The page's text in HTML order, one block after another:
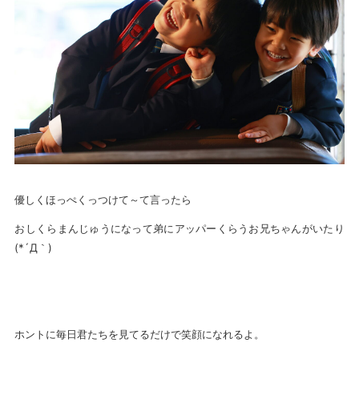
優しくほっぺくっつけて～て言ったら
おしくらまんじゅうになって弟にアッパーくらうお兄ちゃんがいたり
(*´Д｀)
ホントに毎日君たちを見てるだけで笑顔になれるよ。